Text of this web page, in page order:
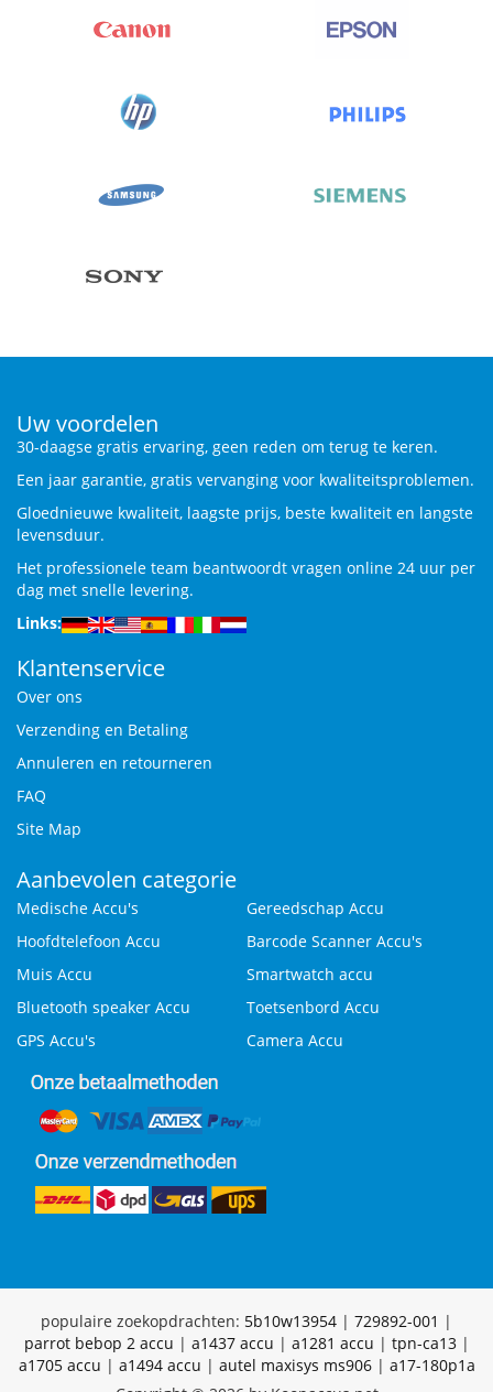
Uw voordelen
30-daagse gratis ervaring, geen reden om terug te keren.
Een jaar garantie, gratis vervanging voor kwaliteitsproblemen.
Gloednieuwe kwaliteit, laagste prijs, beste kwaliteit en langste
levensduur.
Het professionele team beantwoordt vragen online 24 uur per
dag met snelle levering.
Links:
Klantenservice
Over ons
Verzending en Betaling
Annuleren en retourneren
FAQ
Site Map
Aanbevolen categorie
Medische Accu's
Gereedschap Accu
Hoofdtelefoon Accu
Barcode Scanner Accu's
Muis Accu
Smartwatch accu
Bluetooth speaker Accu
Toetsenbord Accu
GPS Accu's
Camera Accu
populaire zoekopdrachten: 5b10w13954 | 729892-001 |
parrot bebop 2 accu | a1437 accu | a1281 accu | tpn-ca13|
a1705 accu | a1494 accu | autel maxisys ms906| a17-180p1a